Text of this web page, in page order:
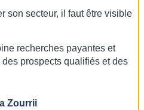
son secteur, il faut être visible
recherches payantes et
prospects qualifiés et des
Zourrii